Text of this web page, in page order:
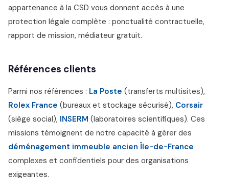
appartenance à la CSD vous donnent accès à une
protection légale complète : ponctualité contractuelle,
rapport de mission, médiateur gratuit.
Références clients
Parmi nos références : La Poste (transferts multisites),
Rolex France (bureaux et stockage sécurisé), Corsair
(siège social), INSERM (laboratoires scientifiques). Ces
missions témoignent de notre capacité à gérer des
déménagement immeuble ancien Île-de-France
complexes et confidentiels pour des organisations
exigeantes.